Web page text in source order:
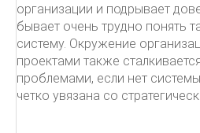
организации и подрывает
бывает очень трудно понять
систему. Окружение
проектами также
проблемами, если нет
четко увязана со